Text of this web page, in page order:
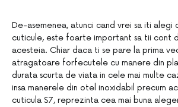
De-asemenea, atunci cand vrei sa iti
cuticule, este foarte important sa tii cont
acesteia. Chiar daca ti se pare la prima
atragatoare forfecutele cu manere din
durata scurta de viata in cele mai multe
insa manerele din otel inoxidabil precum
cuticula S7, reprezinta cea mai buna